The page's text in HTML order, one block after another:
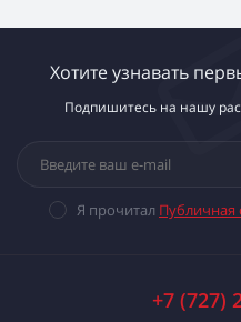
Хотите узнавать
Подпишитесь на нашу
Я прочитал Публичная
+7 (727)